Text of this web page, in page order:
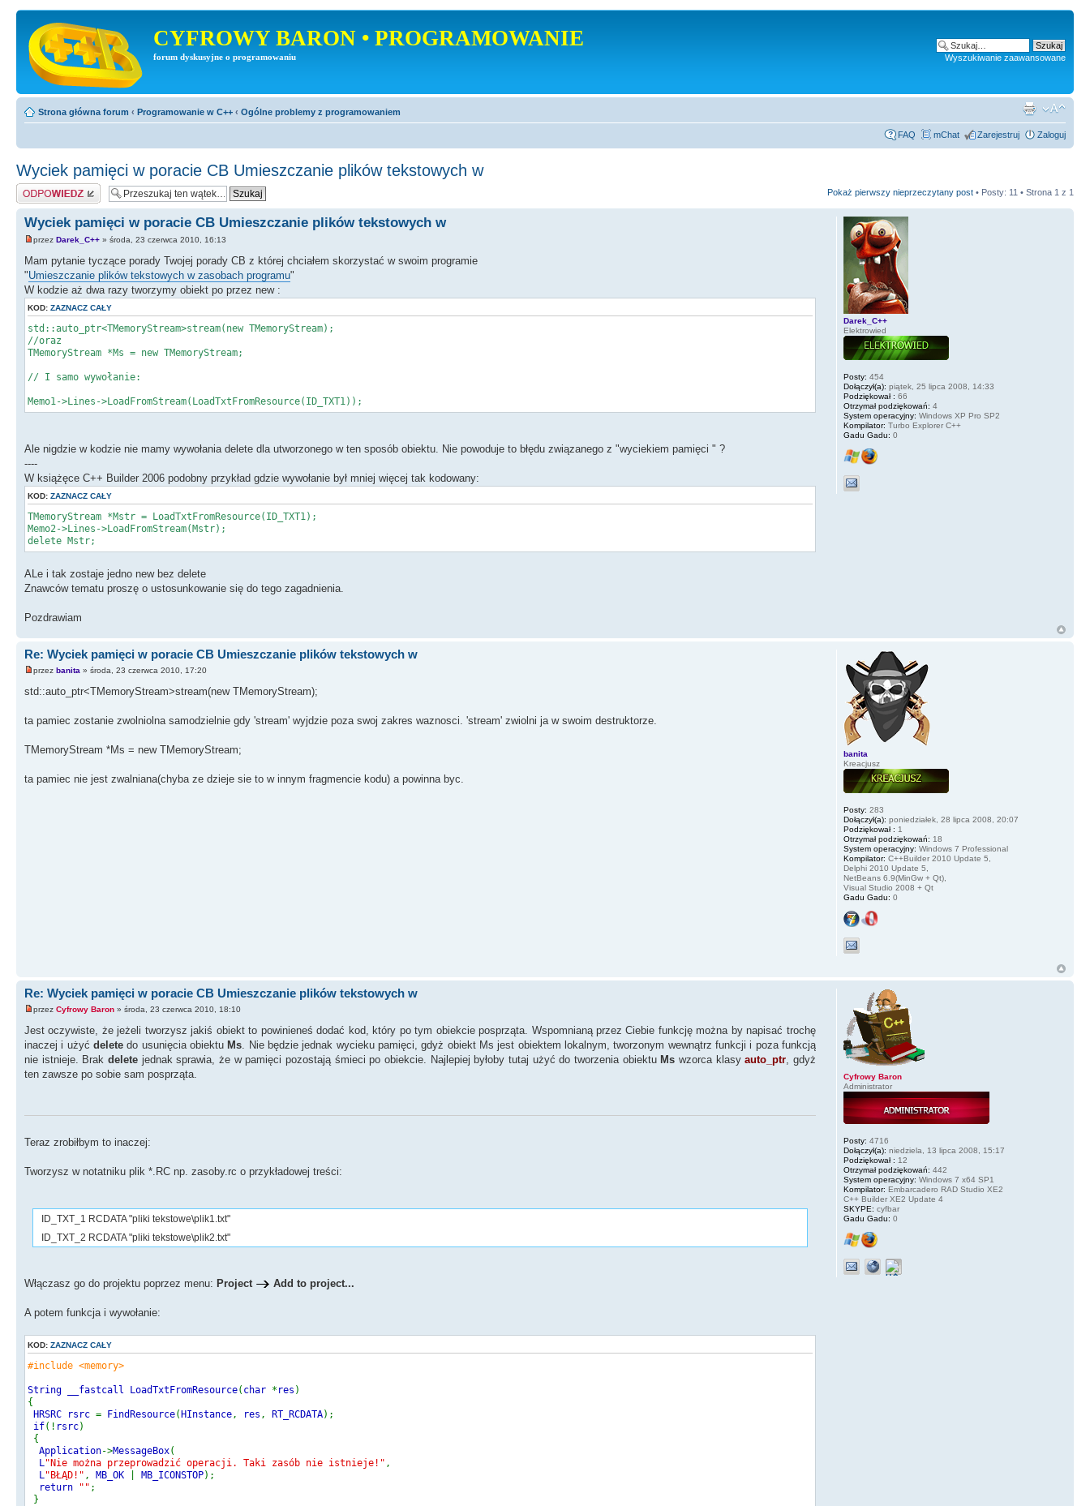
CYFROWY BARON • PROGRAMOWANIE
forum dyskusyjne o programowaniu Wyszukiwanie zaawansowane
Strona główna forum ‹ Programowanie w C++ ‹ Ogólne problemy z programowaniem
FAQ mChat Zarejestruj Zaloguj
Wyciek pamięci w poracie CB Umieszczanie plików tekstowych w
Odpowiedz Pokaż pierwszy nieprzeczytany post • Posty: 11 • Strona 1 z 1
Wyciek pamięci w poracie CB Umieszczanie plików tekstowych w
przez Darek_C++ » środa, 23 czerwca 2010, 16:13
Mam pytanie tyczące porady Twojej porady CB z której chciałem skorzystać w swoim programie
"Umieszczanie plików tekstowych w zasobach programu"
W kodzie aż dwa razy tworzymy obiekt po przez new :
KOD: ZAZNACZ CAŁY
std::auto_ptr<TMemoryStream>stream(new TMemoryStream);
//oraz
TMemoryStream *Ms = new TMemoryStream;
// I samo wywołanie:
Memo1->Lines->LoadFromStream(LoadTxtFromResource(ID_TXT1));
Ale nigdzie w kodzie nie mamy wywołania delete dla utworzonego w ten sposób obiektu. Nie powoduje to błędu związanego z "wyciekiem pamięci " ?
----
W książęce C++ Builder 2006 podobny przykład gdzie wywołanie był mniej więcej tak kodowany:
KOD: ZAZNACZ CAŁY
TMemoryStream *Mstr = LoadTxtFromResource(ID_TXT1);
Memo2->Lines->LoadFromStream(Mstr);
delete Mstr;
ALe i tak zostaje jedno new bez delete
Znawców tematu proszę o ustosunkowanie się do tego zagadnienia.
Pozdrawiam
Darek_C++
Elektrowied
Posty: 454
Dołączył(a): piątek, 25 lipca 2008, 14:33
Podziękował : 66
Otrzymał podziękowań: 4
System operacyjny: Windows XP Pro SP2
Kompilator: Turbo Explorer C++
Gadu Gadu: 0
Re: Wyciek pamięci w poracie CB Umieszczanie plików tekstowych w
przez banita » środa, 23 czerwca 2010, 17:20
std::auto_ptr<TMemoryStream>stream(new TMemoryStream);
ta pamiec zostanie zwolniolna samodzielnie gdy 'stream' wyjdzie poza swoj zakres waznosci. 'stream' zwiolni ja w swoim destruktorze.
TMemoryStream *Ms = new TMemoryStream;
ta pamiec nie jest zwalniana(chyba ze dzieje sie to w innym fragmencie kodu) a powinna byc.
banita
Kreacjusz
Posty: 283
Dołączył(a): poniedziałek, 28 lipca 2008, 20:07
Podziękował : 1
Otrzymał podziękowań: 18
System operacyjny: Windows 7 Professional
Kompilator: C++Builder 2010 Update 5,
Delphi 2010 Update 5,
NetBeans 6.9(MinGw + Qt),
Visual Studio 2008 + Qt
Gadu Gadu: 0
Re: Wyciek pamięci w poracie CB Umieszczanie plików tekstowych w
przez Cyfrowy Baron » środa, 23 czerwca 2010, 18:10
Jest oczywiste, że jeżeli tworzysz jakiś obiekt to powinieneś dodać kod, który po tym obiekcie posprząta. Wspomnianą przez Ciebie funkcję można by napisać trochę
inaczej i użyć deletedo usunięcia obiektuMs . Nie będzie jednak wycieku pamięci, gdyż obiekt Ms jest obiektem lokalnym, tworzonym wewnątrz funkcji i poza funkcją
nie istnieje. Brak delete jednak sprawia, że w pamięci pozostają śmieci po obiekcie. Najlepiej byłoby tutaj użyć do tworzenia obiektuMs wzorca klasyauto_ptr , gdyż
ten zawsze po sobie sam posprząta.
Teraz zrobiłbym to inaczej:
Tworzysz w notatniku plik *.RC np. zasoby.rc o przykładowej treści:
ID_TXT_1 RCDATA "pliki tekstowe\plik1.txt"
ID_TXT_2 RCDATA "pliki tekstowe\plik2.txt"
Włączasz go do projektu poprzez menu: Project Add to project...
A potem funkcja i wywołanie:
KOD: ZAZNACZ CAŁY
#include <memory>
String __fastcall LoadTxtFromResource( char * res )
{
HRSRC rsrc = FindResource(HInstance , res , RT_RCDATA);
if(! rsrc)
{
Application->MessageBox(
L "Nie można przeprowadzić operacji. Taki zasób nie istnieje!" ,
L "BŁĄD!" , MB_OK MB_ICONSTOP);
return
"" ;
}
Cyfrowy Baron
Administrator
Posty: 4716
Dołączył(a): niedziela, 13 lipca 2008, 15:17
Podziękował : 12
Otrzymał podziękowań: 442
System operacyjny: Windows 7 x64 SP1
Kompilator: Embarcadero RAD Studio XE2
C++ Builder XE2 Update 4
SKYPE: cyfbar
Gadu Gadu: 0